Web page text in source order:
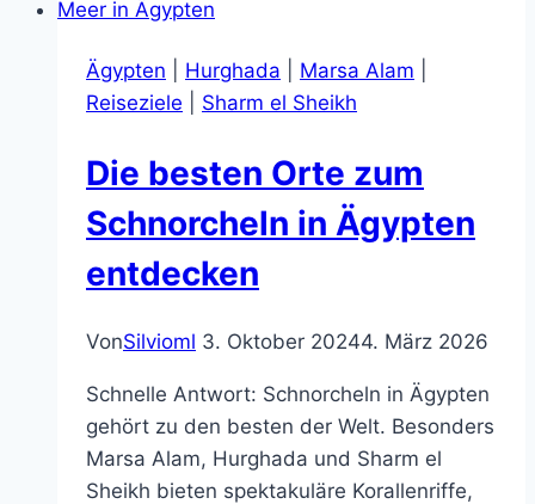
Tempel,
und
Tipps
deinen
Besuch
Ägypten Hurghada Marsa Alam
Reiseziele
Sharm el Sheikh
Die besten Orte zum
Schnorcheln in Ägypten
entdecken
VonSilvioml 3. Oktober 20244. März 2026
Schnelle Antwort: Schnorcheln in Ägypten
gehört zu den besten der Welt. Besonders
Marsa Alam, Hurghada und Sharm el
Sheikh bieten spektakuläre Korallenriffe,